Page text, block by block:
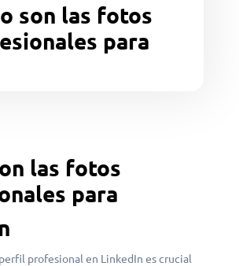
son las fotos
para
las fotos
para
profesional en LinkedIn es crucial